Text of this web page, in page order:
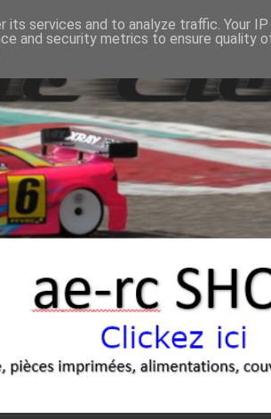
services and to analyze traffic. Your
and security metrics to ensure quality